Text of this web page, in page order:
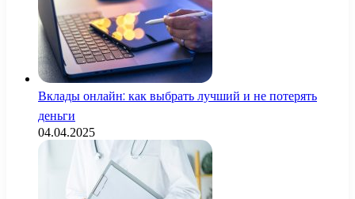
Вклады онлайн: как выбрать лучший и не потерять
деньги
04.04.2025